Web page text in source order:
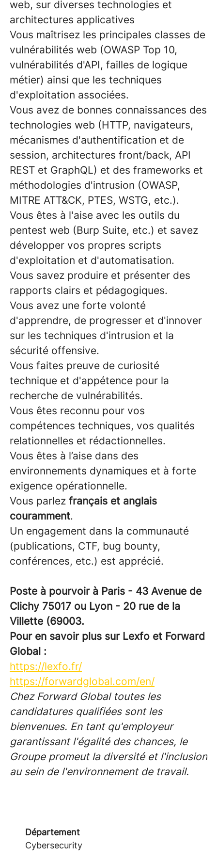
web, sur diverses technologies et
architectures applicatives
Vous maîtrisez les principales classes de
vulnérabilités web (OWASP Top 10,
vulnérabilités d'API, failles de logique
métier) ainsi que les techniques
d'exploitation associées.
Vous avez de bonnes connaissances des
technologies web (HTTP, navigateurs,
mécanismes d'authentification et de
session, architectures front/back, API
REST et GraphQL) et des frameworks et
méthodologies d'intrusion (OWASP,
MITRE ATT&CK, PTES, WSTG, etc.).
Vous êtes à l'aise avec les outils du
pentest web (Burp Suite, etc.) et savez
développer vos propres scripts
d'exploitation et d'automatisation.
Vous savez produire et présenter des
rapports clairs et pédagogiques.
Vous avez une forte volonté
d'apprendre, de progresser et d'innover
sur les techniques d'intrusion et la
sécurité offensive.
Vous faites preuve de curiosité
technique et d'appétence pour la
recherche de vulnérabilités.
Vous êtes reconnu pour vos
compétences techniques, vos qualités
relationnelles et rédactionnelles.
Vous êtes à l’aise dans des
environnements dynamiques et à forte
exigence opérationnelle.
Vous parlez français et anglais
couramment.
Un engagement dans la communauté
(publications, CTF, bug bounty,
conférences, etc.) est apprécié.
Poste à pourvoir à Paris - 43 Avenue de
Clichy 75017 ou Lyon - 20 rue de la
Villette (69003.
Pour en savoir plus sur Lexfo et Forward
Global :
https://lexfo.fr/
https://forwardglobal.com/en/
Chez Forward Global toutes les
candidatures qualifiées sont les
bienvenues. En tant qu'employeur
garantissant l'égalité des chances, le
Groupe promeut la diversité et l'inclusion
au sein de l'environnement de travail.
Département
Cybersecurity